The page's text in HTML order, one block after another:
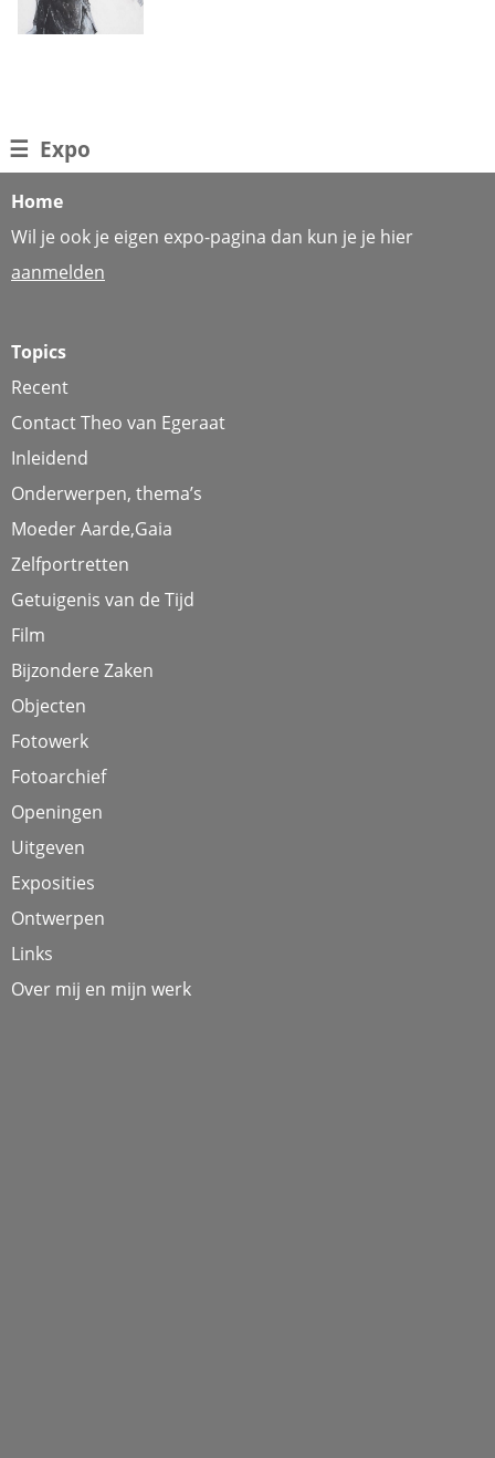
☰ Expo
Home
Wil je ook je eigen expo-pagina dan kun je je hier
aanmelden
Topics
Recent
Contact Theo van Egeraat
Inleidend
Onderwerpen, thema’s
Moeder Aarde,Gaia
Zelfportretten
Getuigenis van de Tijd
Film
Bijzondere Zaken
Objecten
Fotowerk
Fotoarchief
Openingen
Uitgeven
Exposities
Ontwerpen
Links
Over mij en mijn werk